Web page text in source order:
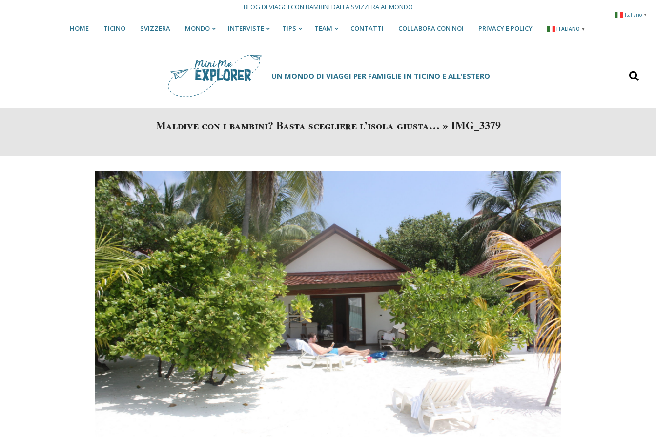
BLOG DI VIAGGI CON BAMBINI DALLA SVIZZERA AL MONDO
Primary
HOME TICINO SVIZZERA MONDO INTERVISTE TIPS TEAM CONTATTI COLLABORA CON NOI PRIVACY E POLICY ITALIANO ▼
UN MONDO DI VIAGGI PER FAMIGLIE IN TICINO E ALL'ESTERO Search
Maldive con i bambini? Basta scegliere l’isola giusta… »IMG_3379
Italiano ▼